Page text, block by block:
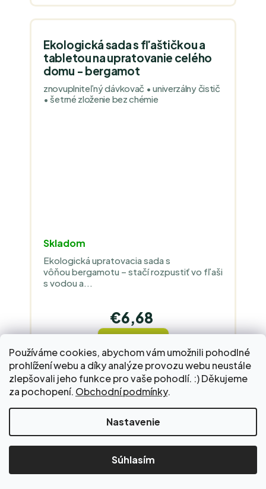
Používáme cookies, abychom vám umožnili pohodlné
prohlížení webu a díky analýze provozu webu neustále
zlepšovali jeho funkce pro vaše pohodlí. :) Děkujeme
za pochopení. Obchodní podmínky.
Nastavenie
Súhlasím
Ekologická sada s fľaštičkou a
tabletou na upratovanie celého
domu - bergamot
znovuplniteľný dávkovač • univerzálny čistič
• šetrné zloženie bez chémie
Skladom
Ekologická upratovacia sada s
vôňou bergamotu – stačí rozpustiť vo fľaši
s vodou a...
€6,68
Ekologická sprchová pena v
tabletách - Mäta & harmanček
pre každodenné umývanie • s Aloe Vera •
šetrné zloženie bez chémie a plastu